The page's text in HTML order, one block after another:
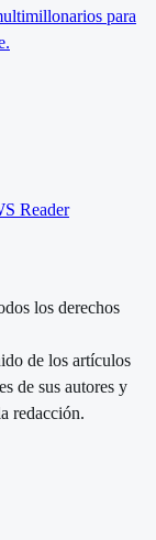
para
Reader
los derechos
de los artículos
de sus autores y
redacción.